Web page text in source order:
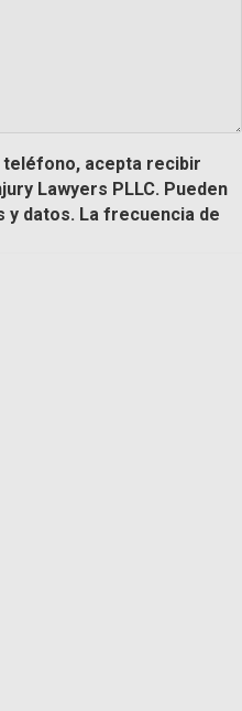
acepta recibir
Lawyers PLLC. Pueden
datos. La frecuencia de